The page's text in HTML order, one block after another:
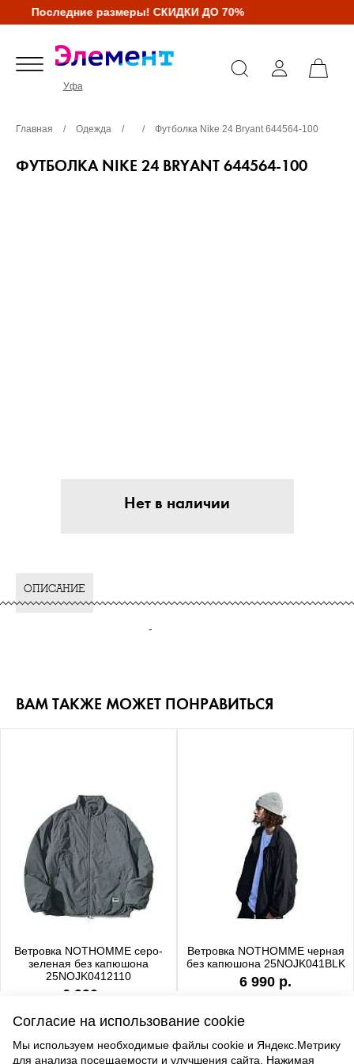
Последние размеры! СКИДКИ ДО 70%
Уфа
Главная / Одежда / / Футболка Nike 24 Bryant 644564-100
ФУТБОЛКА NIKE 24 BRYANT 644564-100
Нет в наличии
ОПИСАНИЕ
-
ВАМ ТАКЖЕ МОЖЕТ ПОНРАВИТЬСЯ
Ветровка NOTHOMME серо-
зеленая без капюшона
25NOJK0412110
6 990 р.
Ветровка NOTHOMME черная
без капюшона 25NOJK041BLK
6 990 р.
Согласие на использование cookie
Мы используем необходимые файлы cookie и Яндекс.Метрику
для анализа посещаемости и улучшения сайта. Нажимая